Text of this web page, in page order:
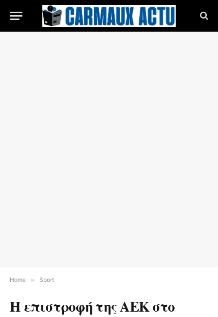
Home » Sport
Η επιστροφή της ΑΕΚ στο